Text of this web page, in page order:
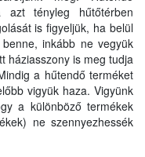
tényleg hűtőtérben
is figyeljük, ha belül
inkább ne vegyük
háziasszony is meg tudja
a hűtendő terméket
vigyük haza. Vigyünk
a különböző termékek
ne szennyezhessék